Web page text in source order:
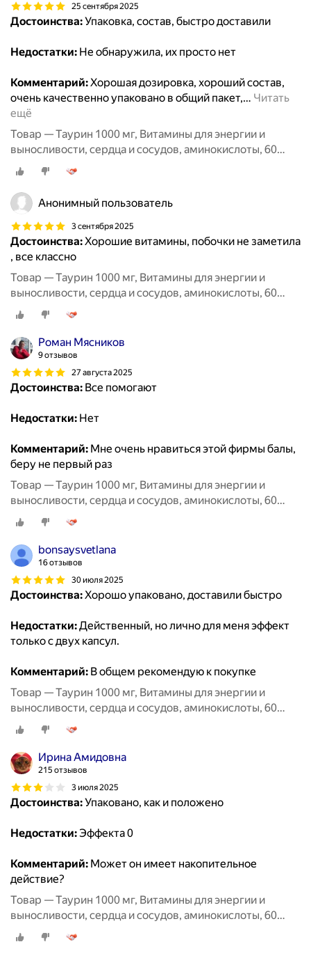
25 сентября 2025
Достоинства:Упаковка, состав, быстро доставили
Недостатки: Не обнаружила, их просто нет
Комментарий:Хорошая дозировка, хороший состав,
очень качественно упаковано в общий пакет,… Читать
ещё
Товар — Таурин 1000 мг, Витамины для энергии и
выносливости, сердца и сосудов, аминокислоты, 60
капсул / MedCraft
Анонимный пользователь
3 сентября 2025
Достоинства:Хорошие витамины, побочки не заметила
, все классно
Товар — Таурин 1000 мг, Витамины для энергии и
выносливости, сердца и сосудов, аминокислоты, 60
капсул / MedCraft
Роман Мясников
9 отзывов
27 августа 2025
Достоинства: Все помогают
Недостатки: Нет
Комментарий: Мне очень нравиться этой фирмы балы,
беру не первый раз
Товар — Таурин 1000 мг, Витамины для энергии и
выносливости, сердца и сосудов, аминокислоты, 60
капсул / MedCraft
bonsaysvetlana
16 отзывов
30 июля 2025
Достоинства:Хорошо упаковано, доставили быстро
Недостатки:Действенный, но лично для меня эффект
только с двух капсул.
Комментарий: В общем рекомендую к покупке
Товар — Таурин 1000 мг, Витамины для энергии и
выносливости, сердца и сосудов, аминокислоты, 60
капсул / MedCraft
Ирина Амидовна
215 отзывов
3 июля 2025
Достоинства:Упаковано, как и положено
Недостатки:Эффекта 0
Комментарий: Может он имеет накопительное
действие?
Товар — Таурин 1000 мг, Витамины для энергии и
выносливости, сердца и сосудов, аминокислоты, 60
капсул / MedCraft